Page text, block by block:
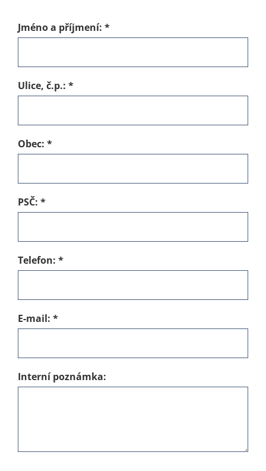
Jméno a příjmení: *
Ulice, č.p.: *
Obec: *
PSČ: *
Telefon: *
E-mail: *
Interní poznámka: